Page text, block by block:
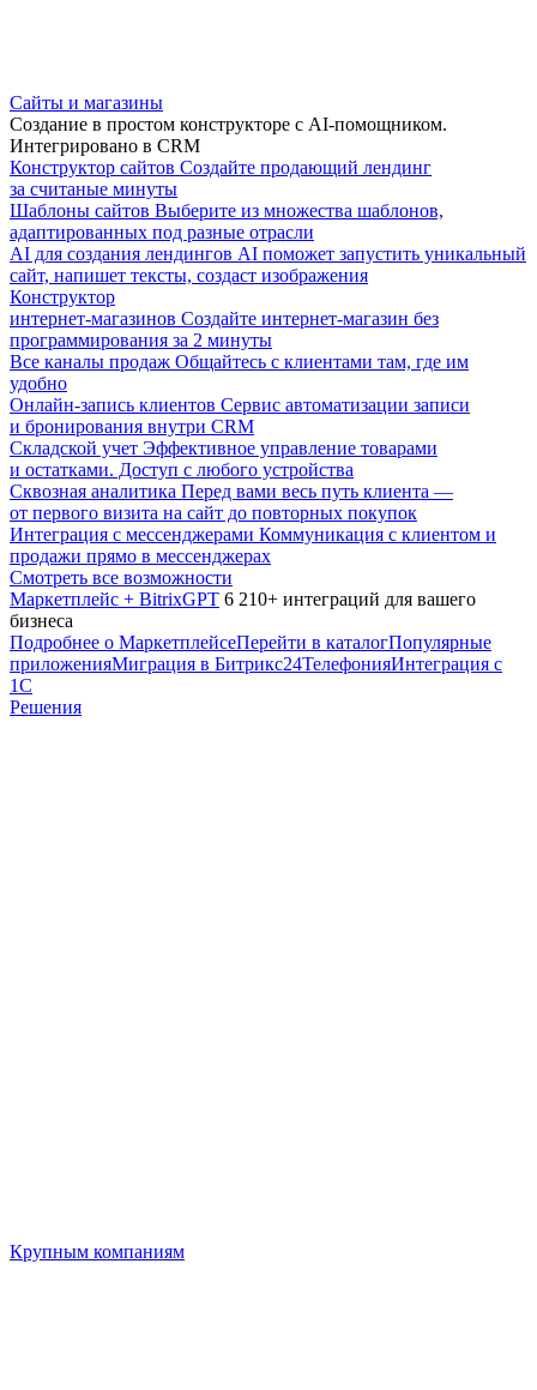
Сайты и магазины
Создание в простом конструкторе с AI-помощником.
Интегрировано в CRM
Конструктор сайтов Создайте продающий лендинг
за считаные минуты
Шаблоны сайтов Выберите из множества шаблонов,
адаптированных под разные отрасли
AI для создания лендингов AI поможет запустить уникальный
сайт, напишет тексты, создаст изображения
Конструктор
интернет-магазинов Создайте интернет-магазин без
программирования за 2 минуты
Все каналы продаж Общайтесь с клиентами там, где им
удобно
Онлайн-запись клиентов Сервис автоматизации записи
и бронирования внутри CRM
Складской учет Эффективное управление товарами
и остатками. Доступ с любого устройства
Сквозная аналитика Перед вами весь путь клиента —
от первого визита на сайт до повторных покупок
Интеграция с мессенджерами Коммуникация с клиентом и
продажи прямо в мессенджерах
Смотреть все возможности
Маркетплейс + BitrixGPT 6 210+ интеграций для вашего
бизнеса
Подробнее о МаркетплейсеПерейти в каталогПопулярные
приложенияМиграция в Битрикс24ТелефонияИнтеграция с
1С
Решения
Крупным компаниям